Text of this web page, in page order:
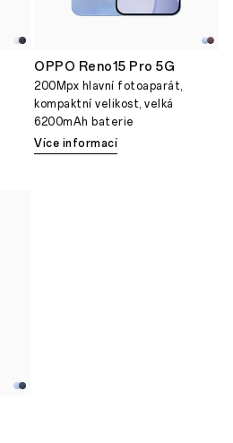
OPPO Reno15 Pro 5G
200Mpx hlavní fotoaparát,
kompaktní velikost, velká
6200mAh baterie
Více informací